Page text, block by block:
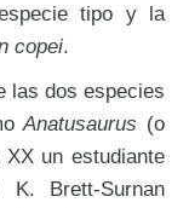
tipo y la
copei.
las dos especies
Anatusaurus (o
un estudiante
K. Brett-Surnan